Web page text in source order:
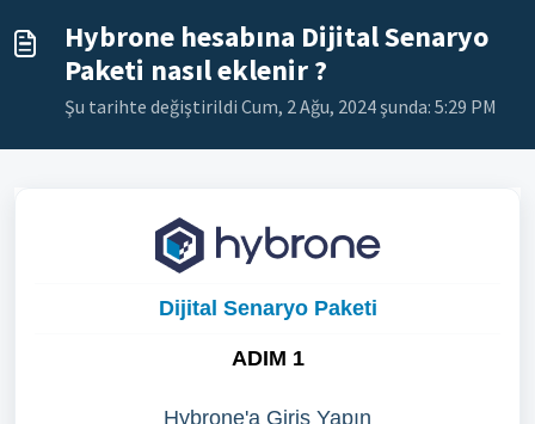
Hybrone hesabına Dijital Senaryo
Paketi nasıl eklenir ?
Şu tarihte değiştirildi Cum, 2 Ağu, 2024 şunda: 5:29 PM
Dijital Senaryo Paketi
ADIM 1
Hybrone'a Giriş Yapın